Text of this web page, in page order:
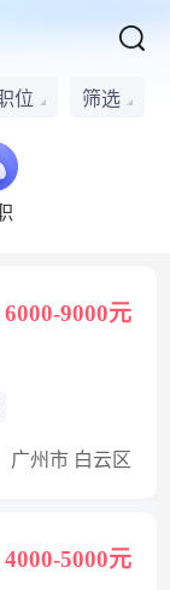
位 筛选
6000-9000元
广州市 白云区
4000-5000元